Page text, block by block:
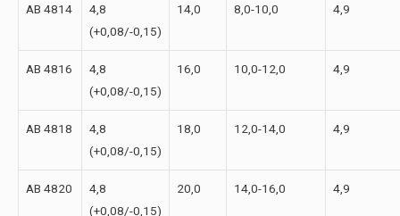
AB 4814
4,8
(+0,08/-0,15)
14,0 8,0-10,0 4,9
AB 4816
4,8
(+0,08/-0,15)
16,0 10,0-12,0 4,9
AB 4818
4,8
(+0,08/-0,15)
18,0 12,0-14,0 4,9
AB 4820
4,8
(+0,08/-0,15)
20,0 14,0-16,0 4,9